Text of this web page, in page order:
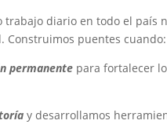
diario en todo el país
Construimos puentes cuando:
permanente para fortalecer
y desarrollamos